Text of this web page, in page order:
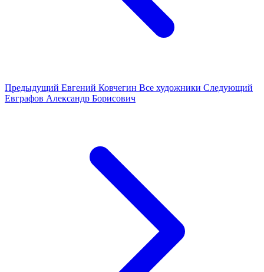
Предыдущий Евгений Ковчегин Все художники Следующий
Евграфов Александр Борисович